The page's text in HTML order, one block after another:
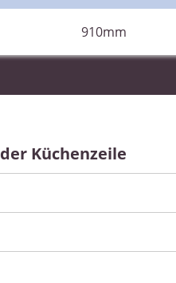
910mm
Küchenzeile